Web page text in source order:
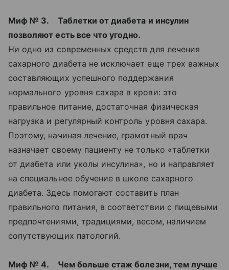
Миф № 3. Таблетки от диабета и инсулин
позволяют есть все что угодно.
Ни одно из современных средств для лечения
сахарного диабета не исключает еще трех важных
составляющих успешного поддержания
нормального уровня сахара в крови: это
правильное питание, достаточная физическая
нагрузка и регулярный контроль уровня сахара.
Поэтому, начиная лечение, грамотный врач
назначает своему пациенту не только «таблетки
от диабета или уколы инсулина», но и направляет
на специальное обучение в школе сахарного
диабета. Здесь помогают составить план
правильного питания, в соответствии с пищевыми
предпочтениями, традициями, весом, наличием
сопутствующих патологий.
Миф № 4. Чем больше стаж болезни, тем лучше